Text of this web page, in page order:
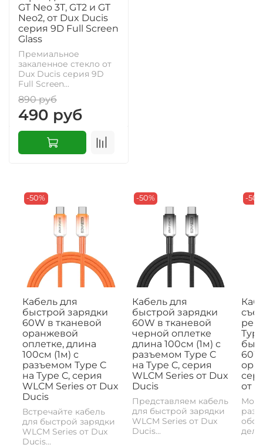
GT Neo 3T, GT2 и GT
Neo2, от Dux Ducis
серия 9D Full Screen
Glass
Премиальное
закаленное стекло от
Dux Ducis серия 9D
Full Screen...
890 руб
490 руб
-50%
Кабель для
быстрой зарядки
60W в тканевой
оранжевой
оплетке, длина
100см (1м) с
разъемом Type C
на Type C, серия
WLCM Series от Dux
Ducis
Встречайте кабель
для быстрой зарядки
WLCM Series от Dux
Ducis...
-50%
Кабель для
быстрой зарядки
60W в тканевой
черной оплетке
длина 100см (1м) с
разъемом Type C
на Type C, серия
WLCM Series от Dux
Ducis
Представляем кабель
для быстрой зарядки
WLCM Series от Dux
Ducis...
-
от